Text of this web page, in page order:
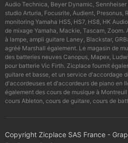
Audio Technica, Beyer Dynamic,
studio Arturia, Focusrite, Audient, Presonus,
monitoring Yamaha HS5, HS7, HS8, HK
de mixage Yamaha, Mackie, Tascam,
à lampe, ampli guitare Laney, Blackstar,
agréé Marshall également. Le magasin de
des batteries neuves Canopus, Mapex,
pour batterie Vic Firth. Zicplace fournit
guitare et basse, et un service d'accordage
d'accordeuses et d'accordeurs de piano en
également des cours de musique à
cours Ableton, cours de guitare, cours de
Copyright Zicplace SAS France -